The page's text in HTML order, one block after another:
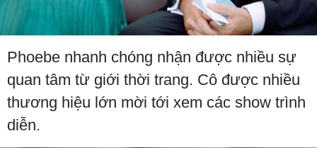
Phoebe nhanh chóng nhận được nhiều sự
quan tâm từ giới thời trang. Cô được nhiều
thương hiệu lớn mời tới xem các show trình
diễn.